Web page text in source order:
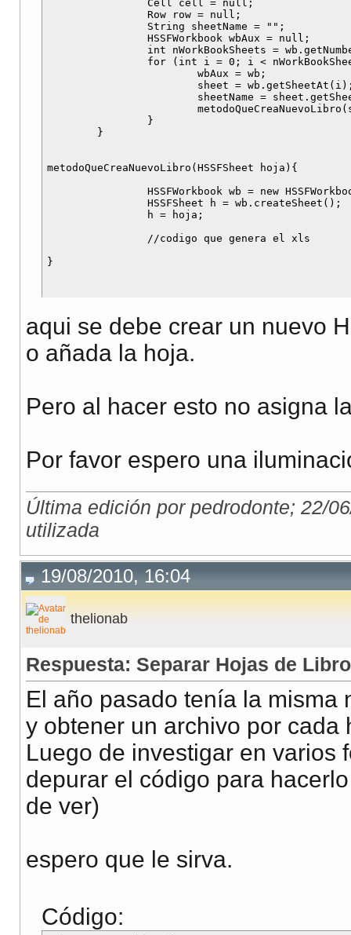
metodoQueCreaNuevoLibro(HSSFSheet hoja){
HSSFWorkbook wb = new
                //codigo que genera el xls
aqui se debe crear un nuevo
o añada la hoja.
Pero al hacer esto no asigna
Por favor espero una
Última edición por pedrodonte; 22/
utilizada
19/08/2010, 16:04
thelionab
Respuesta: Separar Hojas de
El año pasado tenía la misma
y obtener un archivo por cada
Luego de investigar en varios
depurar el código para
de ver)
espero que le sirva.
Código: